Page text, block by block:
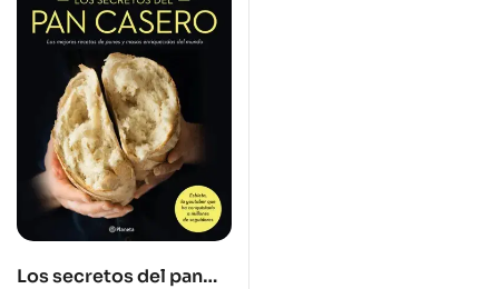
Los secretos del pan